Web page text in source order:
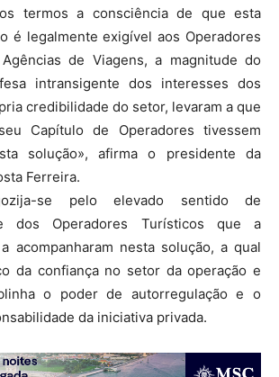
termos a consciência de que esta
é legalmente exigível aos Operadores
de Viagens, a magnitude do
intransigente dos interesses dos
credibilidade do setor, levaram a que
Capítulo de Operadores tivessem
solução», afirma o presidente da
Ferreira.
se pelo elevado sentido de
dos Operadores Turísticos que a
acompanharam nesta solução, a qual
da confiança no setor da operação e
o poder de autorregulação e o
da iniciativa privada.